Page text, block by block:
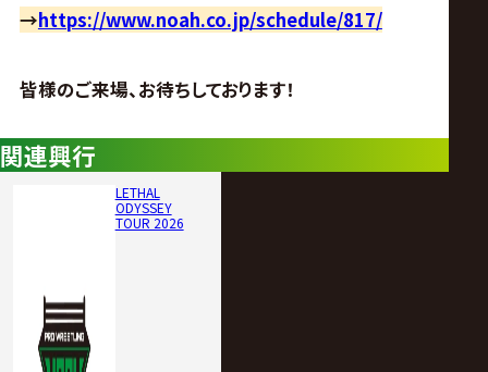
→https://www.noah.co.jp/schedule/817/
皆様のご来場、お待ちしております！
関連興行
LETHAL
ODYSSEY
TOUR 2026